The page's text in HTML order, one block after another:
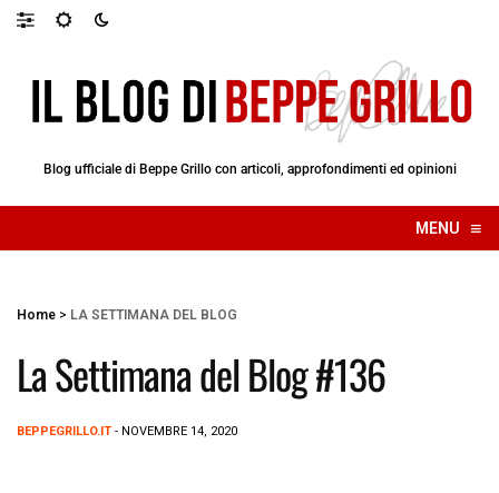
Blog ufficiale di Beppe Grillo con articoli, approfondimenti ed opinioni
MENU ≡
☰
Home > LA SETTIMANA DEL BLOG
La Settimana del Blog #136
BEPPEGRILLO.IT - NOVEMBRE 14, 2020